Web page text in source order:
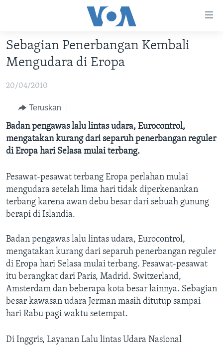
Akses
Lanjut
ke
Konten
Lanjut
Navigasi
Utama
Lanjut
Pencarian
BERANDA
DUNIA
VIDEO
POLYGRAPH
DAFTAR PROGRAM
Learning English
IKUTI KAMI
Sebagian Penerbangan Kembali
Mengudara di Eropa
20/04/2010
Teruskan
Badan pengawas lalu lintas udara, Eurocontrol,
mengatakan kurang dari separuh penerbangan reguler
di Eropa hari Selasa mulai terbang.
Pesawat-pesawat terbang Eropa perlahan mulai
mengudara setelah lima hari tidak diperkenankan
terbang karena awan debu besar dari sebuah gunung
berapi di Islandia.
Badan pengawas lalu lintas udara, Eurocontrol,
mengatakan kurang dari separuh penerbangan reguler
di Eropa hari Selasa mulai terbang. Pesawat-pesawat
itu berangkat dari Paris, Madrid. Switzerland,
Amsterdam dan beberapa kota besar lainnya. Sebagian
besar kawasan udara Jerman masih ditutup sampai
hari Rabu pagi waktu setempat.
Di Inggris, Layanan Lalu lintas Udara Nasional